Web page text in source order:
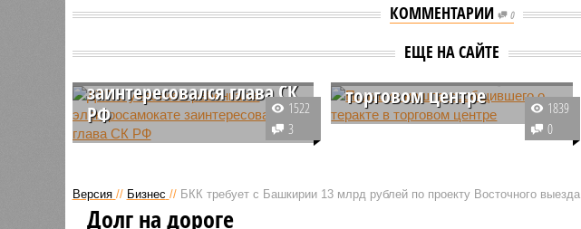
КОММЕНТАРИИ 0
ЕЩЕ НА САЙТЕ
ДТП с участием ребёнка
заинтересовался глава СК
РФ
В Следственном комитете
факту резонансного
происшествия на дорогах
1522
3
Полиция нашла
торговом центре
Инцидент произошёл в
Стерлитамаке. Там сотрудники
юношу, который ранее позвонил в
1839
0
Версия // Бизнес // БКК требует с Башкирии 13 млрд рублей по проекту Восточного выезда
Долг на дороге